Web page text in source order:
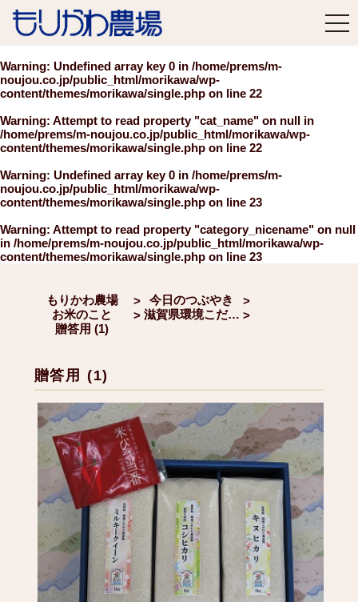
Warning: Undefined array key 0 in /home/prems/m-
noujou.co.jp/public_html/morikawa/wp-
content/themes/morikawa/single.php on line 22
Warning: Attempt to read property "cat_name" on null in
/home/prems/m-noujou.co.jp/public_html/morikawa/wp-
content/themes/morikawa/single.php on line 22
Warning: Undefined array key 0 in /home/prems/m-
noujou.co.jp/public_html/morikawa/wp-
content/themes/morikawa/single.php on line 23
Warning: Attempt to read property "category_nicename" on null
in /home/prems/m-noujou.co.jp/public_html/morikawa/wp-
content/themes/morikawa/single.php on line 23
もりかわ農場 > 今日のつぶやき
>
お米のこと
> 滋賀県環境こだわりギフトセット >
贈答用 (1)
贈答用 (1)